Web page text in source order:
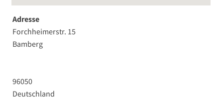
Adresse
Forchheimerstr. 15
Bamberg
96050
Deutschland